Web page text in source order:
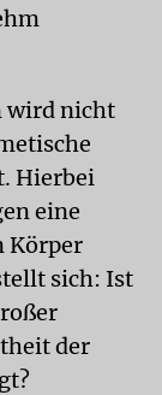
wird nicht
Hierbei
eine
Körper
sich: Ist
der